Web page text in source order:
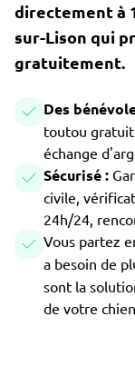
directement à
sur-Lison qui
gratuitement.
Des
toutou
échange
Sécurisé :
civile,
24h/24,
Vous partez
a besoin de
sont la
de votre